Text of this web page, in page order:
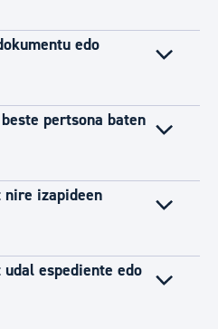
edo
pertsona baten
nire izapideen
espediente edo